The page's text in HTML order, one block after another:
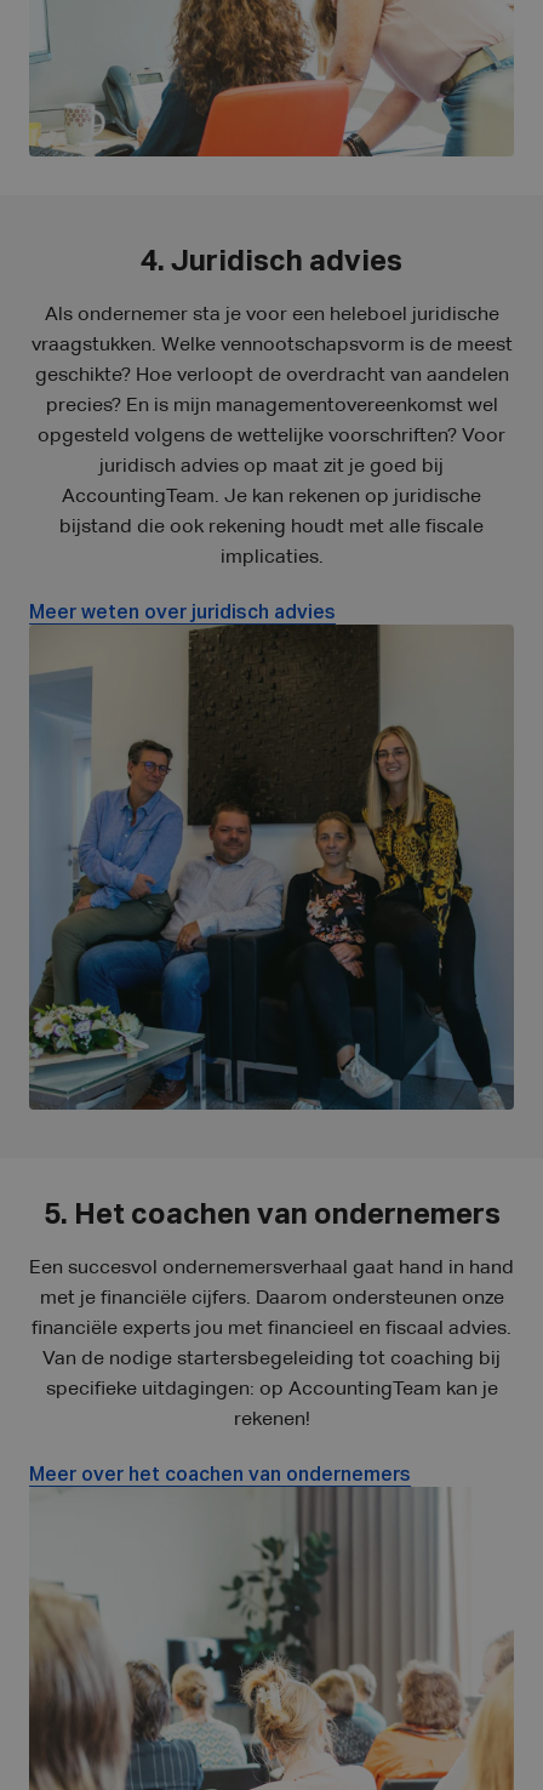
4. Juridisch advies
Als ondernemer sta je voor een heleboel juridische
vraagstukken. Welke vennootschapsvorm is de meest
geschikte? Hoe verloopt de overdracht van aandelen
precies? En is mijn managementovereenkomst wel
opgesteld volgens de wettelijke voorschriften? Voor
juridisch advies op maat zit je goed bij
AccountingTeam. Je kan rekenen op juridische
bijstand die ook rekening houdt met alle fiscale
implicaties.
Meer weten over juridisch advies
5. Het coachen van ondernemers
Een succesvol ondernemersverhaal gaat hand in hand
met je financiële cijfers. Daarom ondersteunen onze
financiële experts jou met financieel en fiscaal advies.
Van de nodige startersbegeleiding tot coaching bij
specifieke uitdagingen: op AccountingTeam kan je
rekenen!
Meer over het coachen van ondernemers